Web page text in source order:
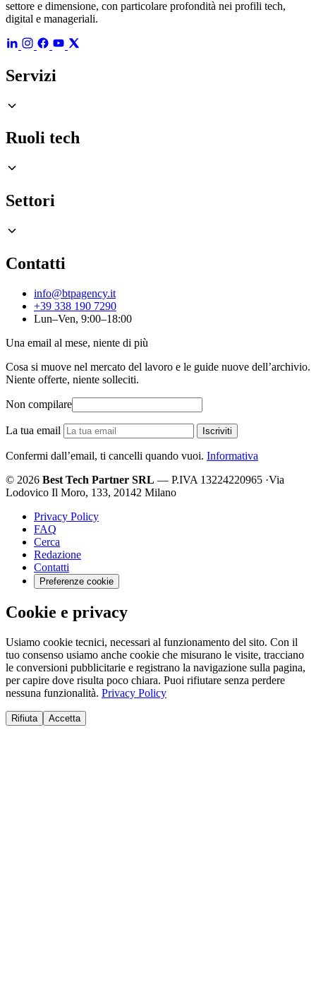
settore e dimensione, con particolare profondità nei profili tech,
digital e manageriali.
Servizi
Ruoli tech
Settori
Contatti
info@btpagency.it
+39 338 190 7290
Lun–Ven, 9:00–18:00
Una email al mese, niente di più
Cosa si muove nel mercato del lavoro e le guide nuove dell’archivio.
Niente offerte, niente solleciti.
Non compilare
La tua email Iscriviti
Confermi dall’email, ti cancelli quando vuoi. Informativa
© 2026 Best Tech Partner SRL — P.IVA 13224220965 ·Via
Lodovico Il Moro, 133, 20142 Milano
Privacy Policy
FAQ
Cerca
Redazione
Contatti
Preferenze cookie
Cookie e privacy
Usiamo cookie tecnici, necessari al funzionamento del sito. Con il
tuo consenso usiamo anche cookie che misurano le visite, tracciano
le conversioni pubblicitarie e registrano la navigazione sulla pagina,
per capire dove risulta poco chiara. Puoi rifiutare senza perdere
nessuna funzionalità. Privacy Policy
Rifiuta Accetta